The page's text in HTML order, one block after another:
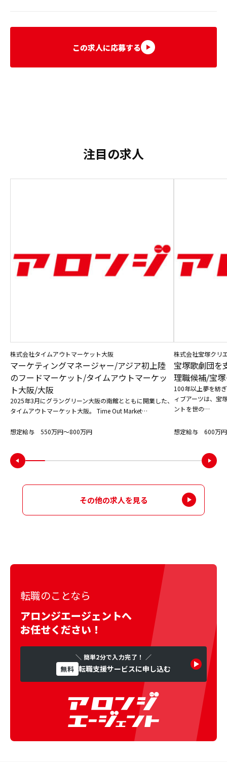
この求人に応募する
注目の求人
株式会社タイムアウトマーケット大阪
マーケティングマネージャー/アジア初上陸
のフードマーケット/タイムアウトマーケッ
ト大阪/大阪
2025年3月にグラングリーン大阪の南館とともに開業した、
タイムアウトマーケット大阪。 Time Out Market…
想定給与 550万円〜800万円
株式会社宝塚クリ
宝塚歌劇団を
理職候補/宝
100年以上夢を紡
ィブアーツは、宝
ントを世の…
想定給与 600万
その他の求人を見る
転職のことなら
アロンジエージェントへ
お任せください！
＼ 簡単2分で入力完了！ ／
無料 転職支援サービスに申し込む